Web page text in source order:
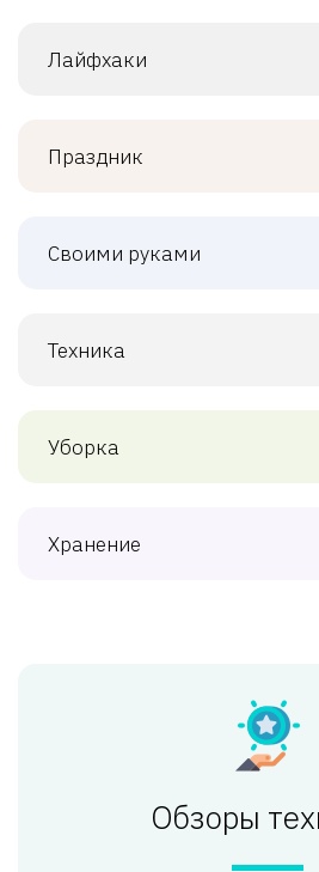
Лайфхаки
Праздник
Своими руками
Техника
Уборка
Хранение
Обзоры